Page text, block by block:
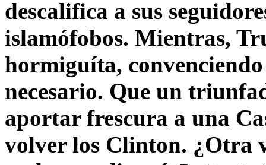
descalifica a sus
islamófobos. Mientras,
hormiguíta,
necesario. Que un
aportar frescura a una
volver los Clinton. ¿Otra